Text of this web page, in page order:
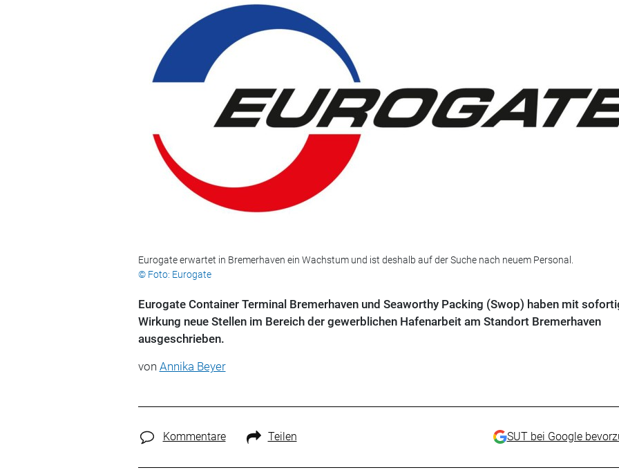
Eurogate erwartet in Bremerhaven ein Wachstum und ist deshalb auf der Suche nach neuem Personal.
© Foto: Eurogate
Eurogate Container Terminal Bremerhaven und Seaworthy Packing (Swop) haben mit
Wirkung neue Stellen im Bereich der gewerblichen Hafenarbeit am Standort Bremerhaven
ausgeschrieben.
von Annika Beyer
Kommentare Teilen SUT bei Google